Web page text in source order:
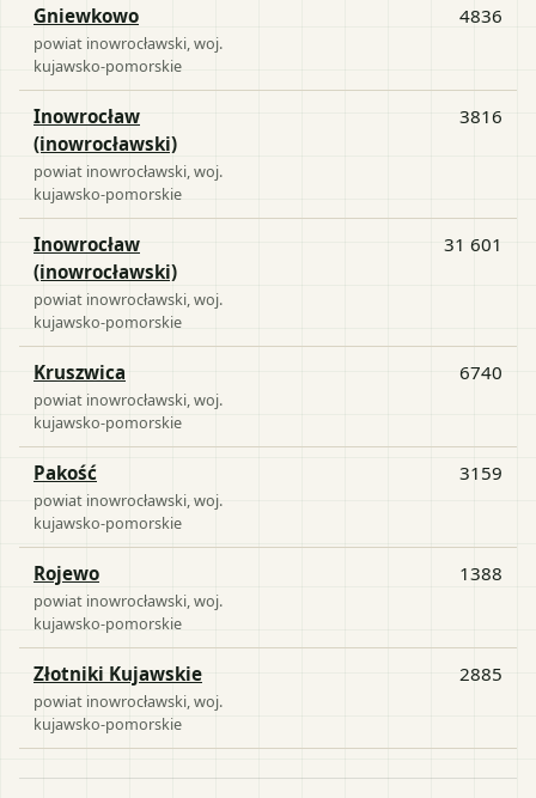
Gniewkowo
powiat inowrocławski , woj.
kujawsko-pomorskie
4836
Inowrocław
(inowrocławski)
powiat inowrocławski , woj.
kujawsko-pomorskie
3816
Inowrocław
(inowrocławski)
powiat inowrocławski , woj.
kujawsko-pomorskie
31 601
Kruszwica
powiat inowrocławski , woj.
kujawsko-pomorskie
6740
Pakość
powiat inowrocławski , woj.
kujawsko-pomorskie
3159
Rojewo
powiat inowrocławski , woj.
kujawsko-pomorskie
1388
Złotniki Kujawskie
powiat inowrocławski , woj.
kujawsko-pomorskie
2885